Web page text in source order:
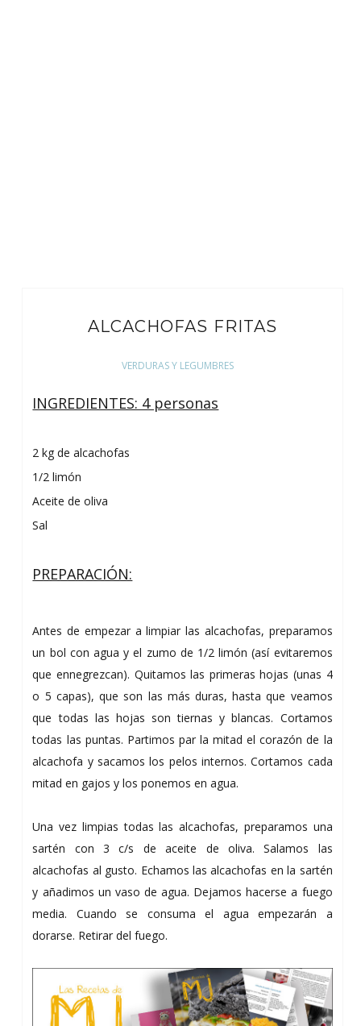
ALCACHOFAS FRITAS
VERDURAS Y LEGUMBRES
INGREDIENTES: 4 personas
2 kg de alcachofas
1/2 limón
Aceite de oliva
Sal
PREPARACIÓN:
Antes de empezar a limpiar las alcachofas, preparamos
un bol con agua y el zumo de 1/2 limón (así evitaremos
que ennegrezcan). Quitamos las primeras hojas (unas 4
o 5 capas), que son las más duras, hasta que veamos
que todas las hojas son tiernas y blancas. Cortamos
todas las puntas. Partimos par la mitad el corazón de la
alcachofa y sacamos los pelos internos. Cortamos cada
mitad en gajos y los ponemos en agua.
Una vez limpias todas las alcachofas, preparamos una
sartén con 3 c/s de aceite de oliva. Salamos las
alcachofas al gusto. Echamos las alcachofas en la sartén
y añadimos un vaso de agua. Dejamos hacerse a fuego
media. Cuando se consuma el agua empezarán a
dorarse. Retirar del fuego.